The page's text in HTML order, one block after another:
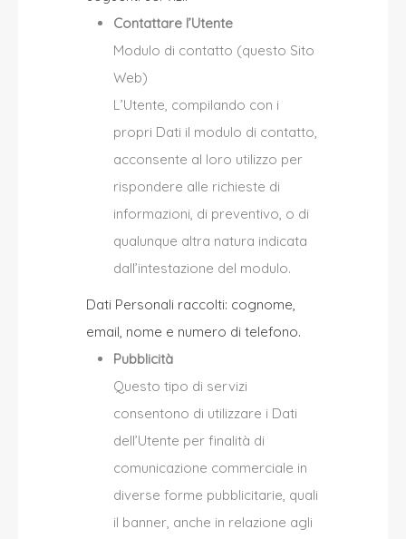
Contattare l’Utente
Modulo di contatto (questo Sito
Web)
L’Utente, compilando con i
propri Dati il modulo di contatto,
acconsente al loro utilizzo per
rispondere alle richieste di
informazioni, di preventivo, o di
qualunque altra natura indicata
dall’intestazione del modulo.
Dati Personali raccolti: cognome,
email, nome e numero di telefono.
Pubblicità
Questo tipo di servizi
consentono di utilizzare i Dati
dell’Utente per finalità di
comunicazione commerciale in
diverse forme pubblicitarie, quali
il banner, anche in relazione agli